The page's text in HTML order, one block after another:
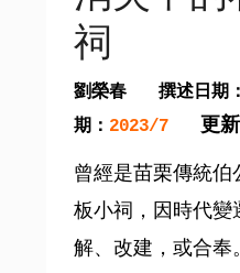
祠
劉榮春 撰述日期：
期： 2023/7 更
曾經是苗栗傳統
板小祠，因時代變
解、改建，或合奉